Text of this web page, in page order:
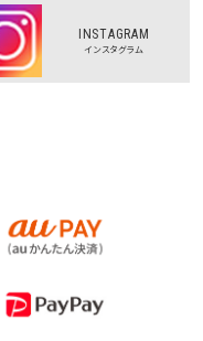
INSTAGRAM
インスタグラム